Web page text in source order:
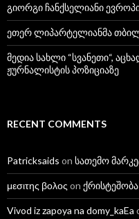
გიორგი ჩანქსელიანი
ეთერ ლიპარტელიანმა
მედია სახლი “სვანეთი“,
ჟურნალისტის პოზიციაზე
RECENT COMMENTS
Patricksaids on სათემო
μεσιτης βολος on
Vivod iz zapoya na domy_kaEa